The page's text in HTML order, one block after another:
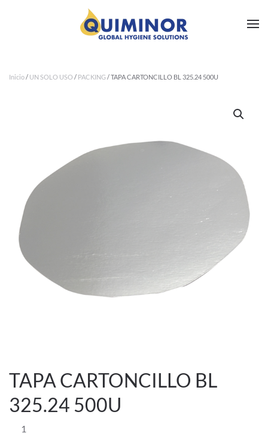
Ir al contenido principal
Inicio/ UN SOLO USO / PACKING/ TAPA CARTONCILLO BL 325.24 500U
TAPA CARTONCILLO BL
325.24 500U
TAPA